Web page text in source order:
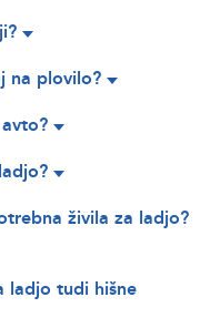
na plovilo?
živila za ladjo?
ladjo tudi hišne